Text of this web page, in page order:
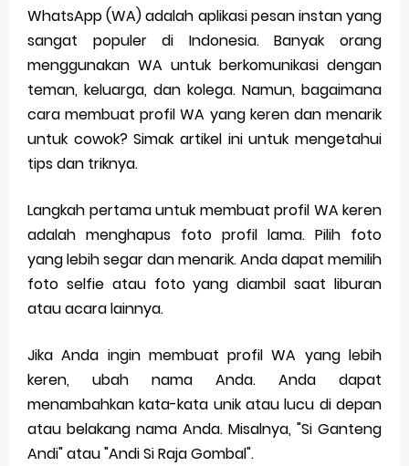
Siap Video Call, tapi Download Aplikasinya Dulu, Abangku
Thursday, 6 August
WhatsApp (WA) adalah aplikasi pesan instan yang
sangat populer di Indonesia. Banyak orang
menggunakan WA untuk berkomunikasi dengan
teman, keluarga, dan kolega. Namun, bagaimana
cara membuat profil WA yang keren dan menarik
untuk cowok? Simak artikel ini untuk mengetahui
tips dan triknya.
Langkah pertama untuk membuat profil WA keren
adalah menghapus foto profil lama. Pilih foto
yang lebih segar dan menarik. Anda dapat memilih
foto selfie atau foto yang diambil saat liburan
atau acara lainnya.
Jika Anda ingin membuat profil WA yang lebih
keren, ubah nama Anda. Anda dapat
menambahkan kata-kata unik atau lucu di depan
atau belakang nama Anda. Misalnya, "Si Ganteng
Andi" atau "Andi Si Raja Gombal".